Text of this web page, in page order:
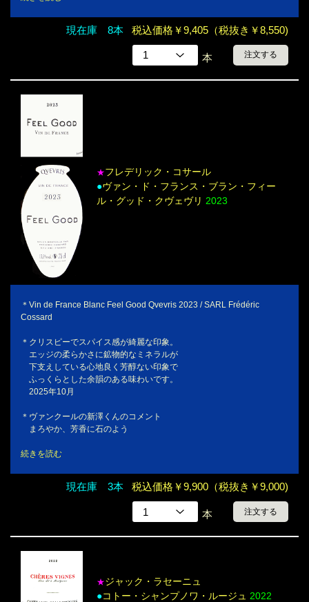
現在庫 8本 税込価格￥9,405（税抜き￥8,550)
本 注文する
★フレデリック・コサール
●ヴァン・ド・フランス・ブラン・フィー
ル・グッド・クヴェヴリ 2023
＊Vin de France Blanc Feel Good Qvevris 2023 / SARL Frédéric
Cossard
＊クリスピーでスパイス感が綺麗な印象。
エッジの柔らかさに鉱物的なミネラルが
下支えしている心地良く芳醇ない印象で
ふっくらとした余韻のある味わいです。
2025年10月
＊ヴァンクールの新澤くんのコメント
まろやか、芳香に石のよう
続きを読む
現在庫 3本 税込価格￥9,900（税抜き￥9,000)
本 注文する
★ジャック・ラセーニュ
●コトー・シャンプノワ・ルージュ 2022